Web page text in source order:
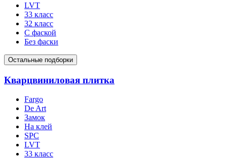
LVT
33 класс
32 класс
С фаской
Без фаски
Остальные подборки
Кварцвиниловая плитка
Fargo
De Art
Замок
На клей
SPC
LVT
33 класс